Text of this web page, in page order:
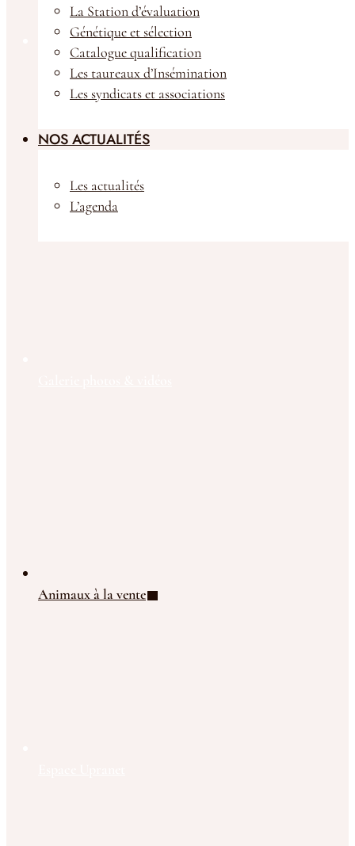
Boutique
La Station d’évaluation
Génétique et sélection
Catalogue qualification
Les taureaux d’Insémination
Les syndicats et associations
NOS ACTUALITÉS
Les actualités
L’agenda
Animaux à la vente